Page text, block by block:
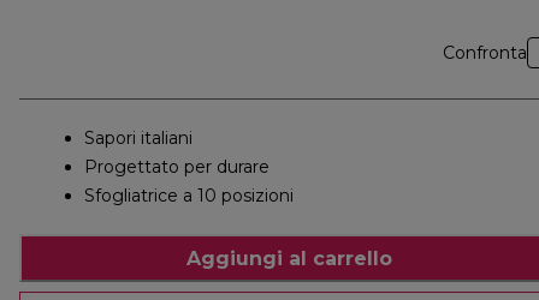
Confronta
Sapori italiani
Progettato per durare
Sfogliatrice a 10 posizioni
Aggiungi al carrello